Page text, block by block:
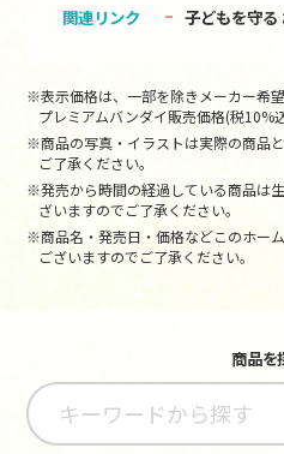
関連リンク
子どもを守る
※表示価格は、一部を除きメーカー希
プレミアムバンダイ販売価格(税10%込
※商品の写真・イラストは実際の商品
ご了承ください。
※発売から時間の経過している商品は
ざいますのでご了承ください。
※商品名・発売日・価格などこのホー
ございますのでご了承ください。
商品を